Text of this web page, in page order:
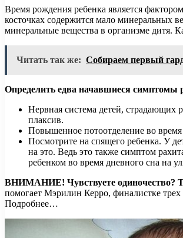
Время рождения ребенка является
косточках содержится мало минеральных
минеральные вещества в организме дитя.
Читать так же: Собираем первый
Определить едва начавшиеся симптомы
Нервная система детей, страдающих
плаксив.
Повышенное потоотделение во время
Посмотрите на спящего ребенка. У
на это. Ведь это также симптом
ребенком во время дневного сна на
ВНИМАНИЕ! Чувствуете
помогает Мэрилин Керро, финалистке трех
Подробнее…